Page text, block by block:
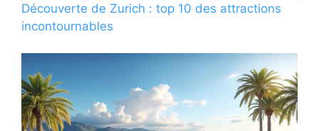
Découverte de Zurich : top 10 des attractions
incontournables